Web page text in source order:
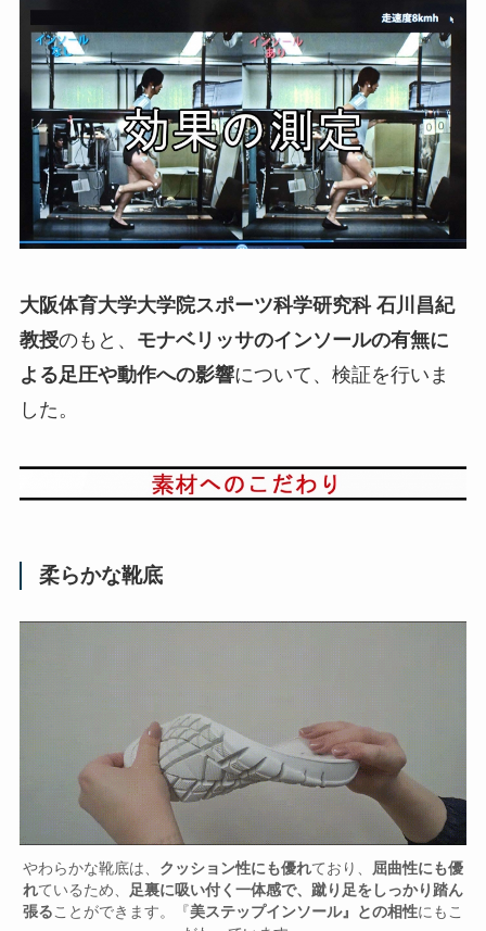
大阪体育大学大学院スポーツ科学研究科 石川昌紀
教授のもと、 モナベリッサのインソールの有無に
よる足圧や動作への影響について、検証を行いま
した。
柔らかな靴底
やわらかな靴底は、 クッション性にも優れており、
屈曲性にも優
れているため、
足裏に吸い付く一体感で、蹴り足をしっかり踏ん
張ることができます。『美ステップインソール』との相性にもこ